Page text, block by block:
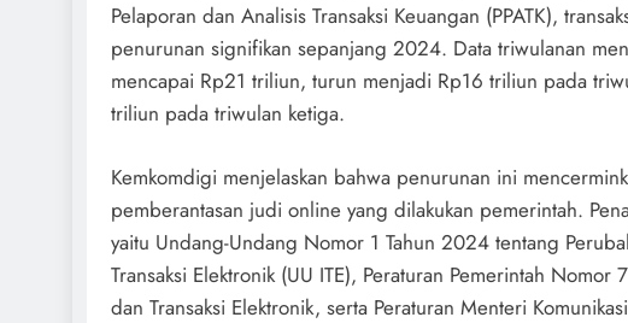
Pelaporan dan Analisis Transaksi Keuangan (PPATK),
penurunan signifikan sepanjang 2024. Data triwulanan
mencapai Rp21 triliun, turun menjadi Rp16 triliun pada
triliun pada triwulan ketiga.
Kemkomdigi menjelaskan bahwa penurunan ini
pemberantasan judi online yang dilakukan pemerintah.
yaitu Undang-Undang Nomor 1 Tahun 2024 tentang
Transaksi Elektronik (UU ITE), Peraturan Pemerintah
dan Transaksi Elektronik, serta Peraturan Menteri